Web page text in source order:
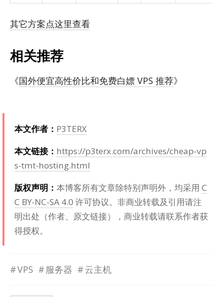
其它方案点这里查看
相关推荐
《国外便宜高性价比和免费白嫖 VPS 推荐》
本文作者： P3TERX
本文链接： https://p3terx.com/archives/cheap-vp
s-tmt-hosting.html
版权声明： 本博客所有文章除特别声明外，均采用 C
C BY-NC-SA 4.0 许可协议。非商业转载及引用请注
明出处（作者、原文链接），商业转载请联系作者获
得授权。
VPS 服务器 云主机